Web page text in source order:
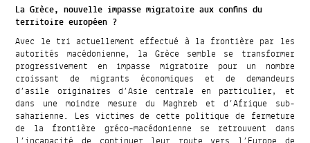
La Grèce, nouvelle impasse migratoire aux confins du
territoire européen ?
Avec le tri actuellement effectué à la frontière par les
autorités macédonienne, la Grèce semble se transformer
progressivement en impasse migratoire pour un nombre
croissant de migrants économiques et de demandeurs
d’asile originaires d’Asie centrale en particulier, et
dans une moindre mesure du Maghreb et d’Afrique sub-
saharienne. Les victimes de cette politique de fermeture
de la frontière gréco-macédonienne se retrouvent dans